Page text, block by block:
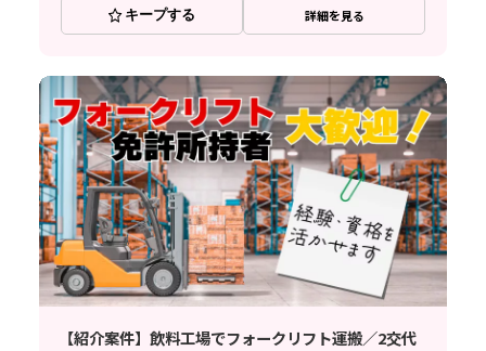
キープする 詳細を見る
【紹介案件】飲料工場でフォークリフト運搬／2交代